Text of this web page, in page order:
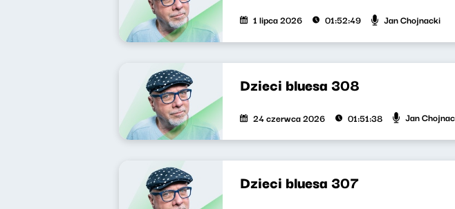
1 lipca 2026 01:52:49 Jan Chojnacki
Dzieci bluesa 308
24 czerwca 2026 01:51:38 Jan
Dzieci bluesa 307